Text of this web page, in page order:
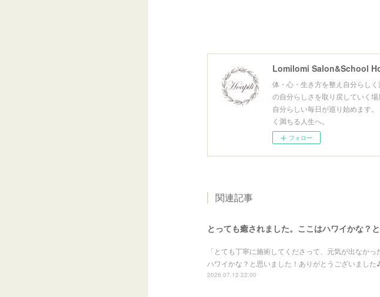
Lomilomi Salon&School
体・心・生き方を整え自分らし
の自分らしさを取り戻していく
自分らしい毎日が巡り始めます
く満ちる人生へ。
フォロー
関連記事
とっても癒されました。ここはハワイかな？
「とても丁寧に施術してくださって、元気が出なか
ハワイかな？と思いました！ありがとうございまし
2026.07.12 22:00